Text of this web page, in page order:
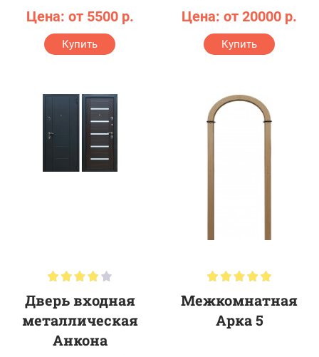
Цена: от 5500 р.
Купить
Цена: от 20000 р.
Купить
Дверь входная
металлическая
Анкона
Межкомнатная
Арка 5